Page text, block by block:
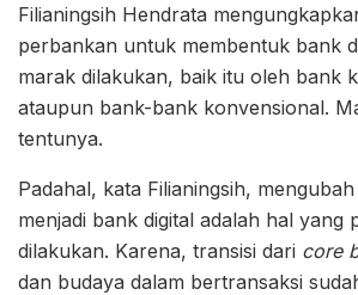
Filianingsih Hendrata
perbankan untuk membentuk bank
marak dilakukan, baik itu oleh bank
ataupun bank-bank konvensional.
tentunya.
Padahal, kata Filianingsih,
menjadi bank digital adalah hal yang
dilakukan. Karena, transisi dari core
dan budaya dalam bertransaksi